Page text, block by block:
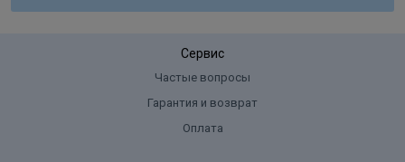
Сервис
Частые вопросы
Гарантия и возврат
Оплата